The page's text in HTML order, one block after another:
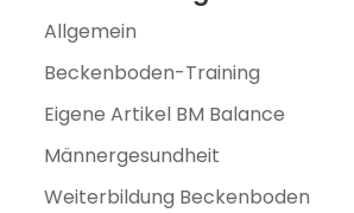
Allgemein
Beckenboden-Training
Eigene Artikel BM Balance
Männergesundheit
Weiterbildung Beckenboden